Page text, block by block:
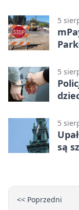
5
5
5
są
<< Poprzedni